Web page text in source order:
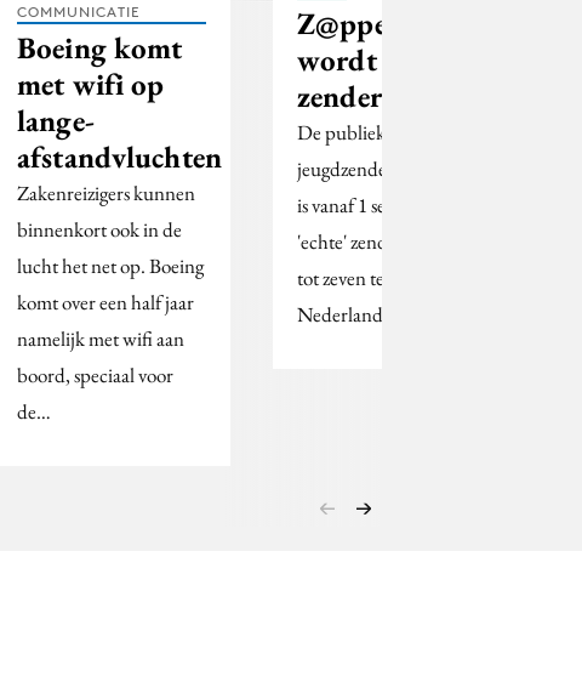
COMMUNICATIE
Boeing komt
met wifi op
lange-
afstandvluchten
Zakenreizigers kunnen
binnenkort ook in de
lucht het net op. Boeing
komt over een half jaar
namelijk met wifi aan
boord, speciaal voor
de…
Z@ppelin
wordt “echte
zender
De publieke
jeugdzender Z@ppelin
is vanaf 1 september als
'echte' zender van zeven
tot zeven te zien op
Nederland 3.